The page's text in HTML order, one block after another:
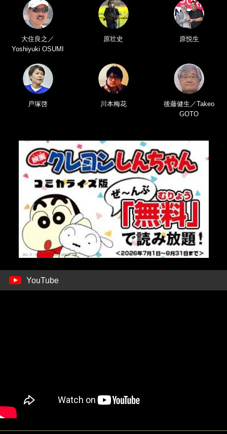
大住良之／
Yoshiyuki OSUMI
原壮史 原悦生
戸塚啓 川本梅花
後藤健生／Takeo
GOTO
YouTube